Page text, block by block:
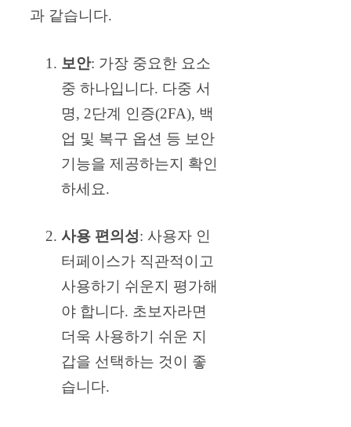
과 같습니다.
보안: 가장 중요한 요소
중 하나입니다. 다중 서
명, 2단계 인증(2FA), 백
업 및 복구 옵션 등 보안
기능을 제공하는지 확인
하세요.
사용 편의성: 사용자 인
터페이스가 직관적이고
사용하기 쉬운지 평가해
야 합니다. 초보자라면
더욱 사용하기 쉬운 지
갑을 선택하는 것이 좋
습니다.